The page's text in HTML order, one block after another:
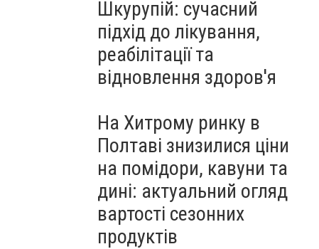
Шкурупій: сучасний
підхід до лікування,
реабілітації та
відновлення здоров'я
На Хитрому ринку в
Полтаві знизилися ціни
на помідори, кавуни та
дині: актуальний огляд
вартості сезонних
продуктів